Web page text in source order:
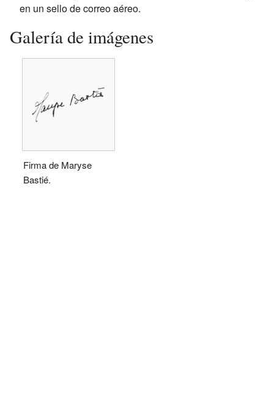
en un sello de correo aéreo.
Galería de imágenes
Firma de Maryse
Bastié.